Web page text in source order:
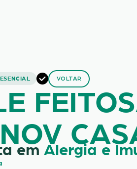
VOLTAR
em Alergia e